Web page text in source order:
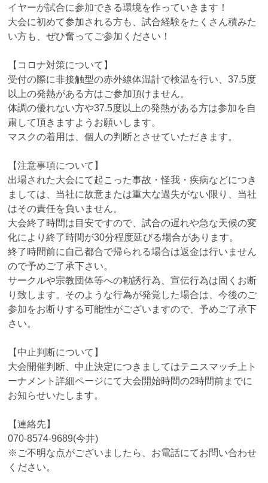
イヤーが試合に参加できる環境を作っていきます！
大会に初めて参加される方も、試合経験をたくさん積みた
い方も、ぜひ奮ってご参加ください！
【コロナ対策について】
受付の際に非接触型の赤外線体温計で検温を行い、37.5度
以上の発熱がある方はご参加頂けません。
体調の優れない方や37.5度以上の発熱がある方は参加を自
粛して頂きますようお願いします。
マスクの着用は、個人の判断とさせていただきます。
【注意事項について】
出場された大会にて起こった事故・怪我・疾病などにつき
ましては、当社に故意または重大な過失がない限り、当社
はその責任を負いません。
大会終了時間は目安ですので、試合の遅れや急な天候の変
化により終了時間が30分程度延びる場合があります。
終了時間前に自己都合で帰られる場合は返金は行いません
ので予めご了承下さい。
サークルや宗教団体等への勧誘行為、宣伝行為は固くお断
り致します。そのような行為が発覚した場合は、今後のご
参加をお断りする可能性がございますので、予めご了承下
さい。
【中止判断について】
大会開催判断、中止決定につきましてはテニスマッチ上ト
ーナメント詳細ページにて大会開始時間の2時間前までに
お知らせいたします。
【連絡先】
070-8574-9689(今井)
※ご不明な点がございましたら、お電話にてお問い合わせ
ください。